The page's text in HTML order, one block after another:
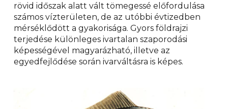
rövid időszak alatt vált tömegessé előfordulása
számos vízterületen, de az utóbbi évtizedben
mérséklődött a gyakorisága. Gyors földrajzi
terjedése különleges ivartalan szaporodási
képességével magyarázható, illetve az
egyedfejlődése során ivarváltásra is képes.